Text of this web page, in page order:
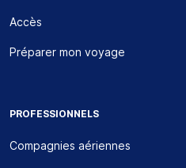
Accès
Préparer mon voyage
PROFESSIONNELS
Compagnies aériennes